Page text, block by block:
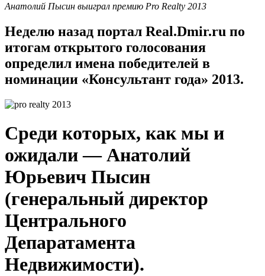
Анатолий Пысин выиграл премию Pro Realty 2013
Неделю назад портал Real.Dmir.ru по
итогам открытого голосования
определил имена победителей в
номинации «Консультант года» 2013.
Среди которых, как мы и
ожидали — Анатолий
Юрьевич Пысин
(генеральный директор
Центрального
Депаратамента
Недвижимости).